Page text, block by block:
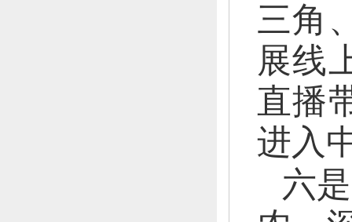
三角
展线
直播
进入
六